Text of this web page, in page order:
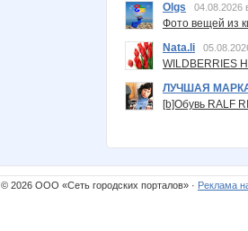
Olgs
04.08.2026
Фото вещей из
Nata.li
ЛУЧШАЯ
[b]Обувь RALF
© 2026 ООО «Сеть городских порталов» · Реклама